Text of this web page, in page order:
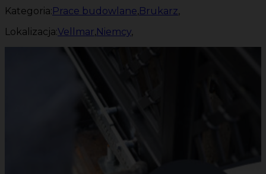
Kategoria:Prace budowlane,Brukarz,
Lokalizacja:Vellmar,Niemcy,